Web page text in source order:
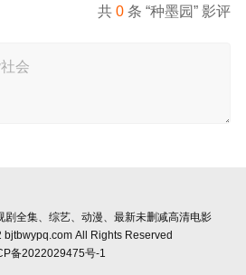
共0 条 “种墨园” 影评
剧全集、综艺、动漫、最新未删减高清电影
All Rights Reserved
备2022029475号-1